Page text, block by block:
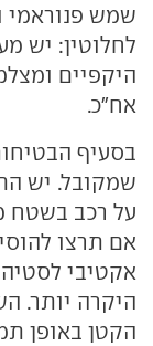
שמש פנוראמי
לחלוטין: יש
היקפיים
אח"כ.
בסעיף
שמקובל. יש
על רכב בשטח
אם תרצו
אקטיבי
היקרה יותר.
הקטן באופן